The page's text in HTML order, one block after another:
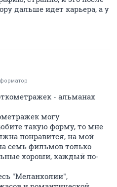
дальше идет карьера, а у
- альманах
могу
такую форму, то мне
понравится, на мой
семь фильмов только
хороши, каждый по-
"Меланхолии",